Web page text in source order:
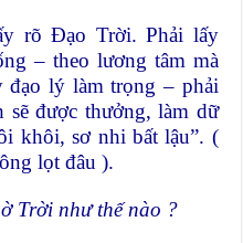
rõ Đạo Trời. Phải lấy
– theo lương tâm mà
đạo lý làm trọng – phải
sẽ được thưởng, làm dữ
khôi, sơ nhi bất lậu”. (
lọt đâu ).
Trời như thế nào ?